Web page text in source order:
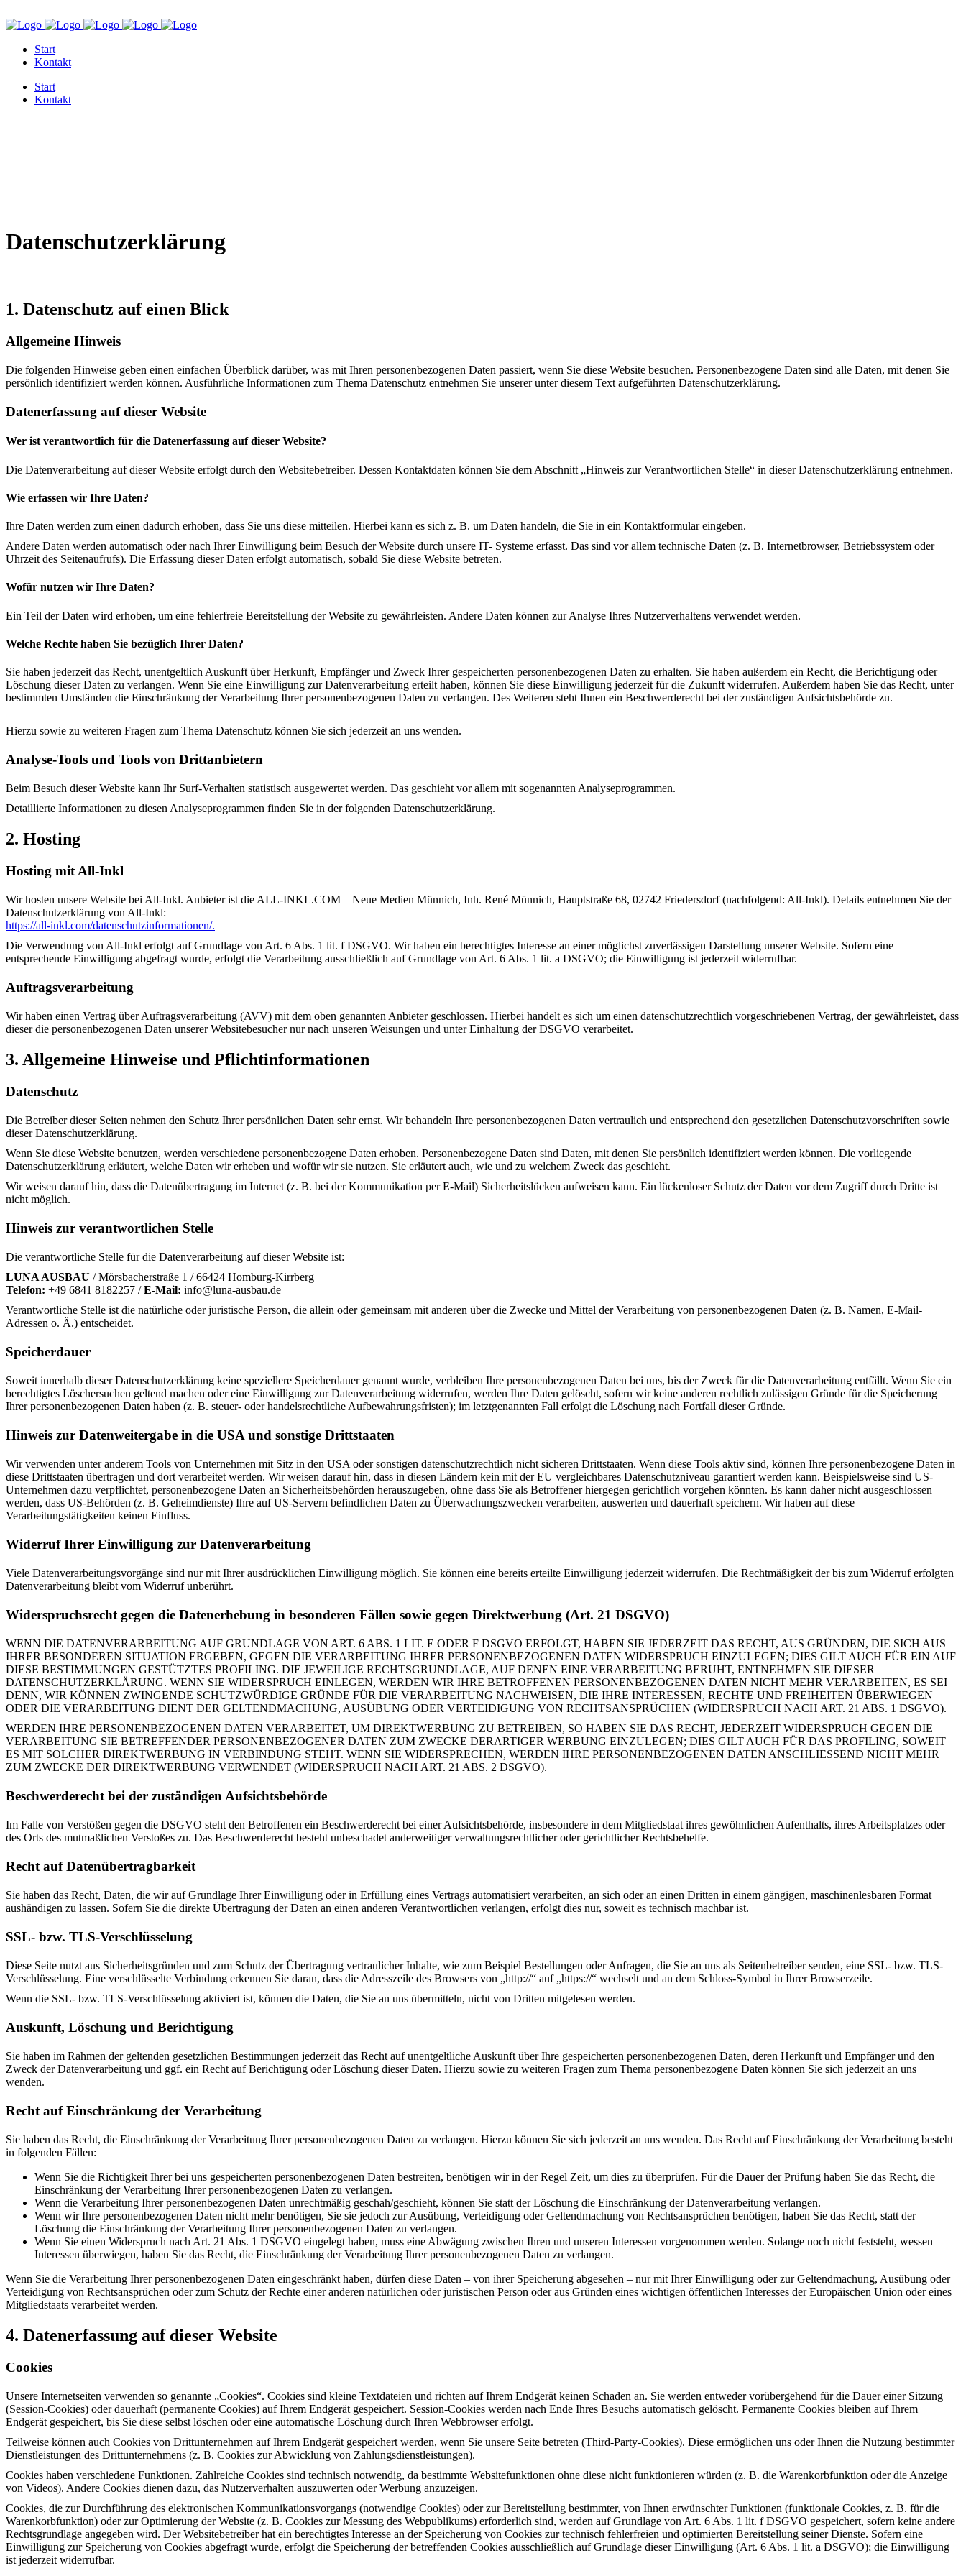
Start
Kontakt
Start
Kontakt
Datenschutzerklärung
1. Datenschutz auf einen Blick
Allgemeine Hinweis
Die folgenden Hinweise geben einen einfachen Überblick darüber, was mit Ihren personenbezogenen Daten passiert, wenn Sie diese Website besuchen. Personenbezogene Daten sind alle Daten, mit denen Sie
persönlich identifiziert werden können. Ausführliche Informationen zum Thema Datenschutz entnehmen Sie unserer unter diesem Text aufgeführten Datenschutzerklärung.
Datenerfassung auf dieser Website
Wer ist verantwortlich für die Datenerfassung auf dieser Website?
Die Datenverarbeitung auf dieser Website erfolgt durch den Websitebetreiber. Dessen Kontaktdaten können Sie dem Abschnitt „Hinweis zur Verantwortlichen Stelle“ in dieser Datenschutzerklärung entnehmen.
Wie erfassen wir Ihre Daten?
Ihre Daten werden zum einen dadurch erhoben, dass Sie uns diese mitteilen. Hierbei kann es sich z. B. um Daten handeln, die Sie in ein Kontaktformular eingeben.
Andere Daten werden automatisch oder nach Ihrer Einwilligung beim Besuch der Website durch unsere IT- Systeme erfasst. Das sind vor allem technische Daten (z. B. Internetbrowser, Betriebssystem oder
Uhrzeit des Seitenaufrufs). Die Erfassung dieser Daten erfolgt automatisch, sobald Sie diese Website betreten.
Wofür nutzen wir Ihre Daten?
Ein Teil der Daten wird erhoben, um eine fehlerfreie Bereitstellung der Website zu gewährleisten. Andere Daten können zur Analyse Ihres Nutzerverhaltens verwendet werden.
Welche Rechte haben Sie bezüglich Ihrer Daten?
Sie haben jederzeit das Recht, unentgeltlich Auskunft über Herkunft, Empfänger und Zweck Ihrer gespeicherten personenbezogenen Daten zu erhalten. Sie haben außerdem ein Recht, die Berichtigung oder
Löschung dieser Daten zu verlangen. Wenn Sie eine Einwilligung zur Datenverarbeitung erteilt haben, können Sie diese Einwilligung jederzeit für die Zukunft widerrufen. Außerdem haben Sie das Recht, unter
bestimmten Umständen die Einschränkung der Verarbeitung Ihrer personenbezogenen Daten zu verlangen. Des Weiteren steht Ihnen ein Beschwerderecht bei der zuständigen Aufsichtsbehörde zu.
Hierzu sowie zu weiteren Fragen zum Thema Datenschutz können Sie sich jederzeit an uns wenden.
Analyse-Tools und Tools von Drittanbietern
Beim Besuch dieser Website kann Ihr Surf-Verhalten statistisch ausgewertet werden. Das geschieht vor allem mit sogenannten Analyseprogrammen.
Detaillierte Informationen zu diesen Analyseprogrammen finden Sie in der folgenden Datenschutzerklärung.
2. Hosting
Hosting mit All-Inkl
Wir hosten unsere Website bei All-Inkl. Anbieter ist die ALL-INKL.COM – Neue Medien Münnich, Inh. René Münnich, Hauptstraße 68, 02742 Friedersdorf (nachfolgend: All-Inkl). Details entnehmen Sie der
Datenschutzerklärung von All-Inkl:
https://all-inkl.com/datenschutzinformationen/.
Die Verwendung von All-Inkl erfolgt auf Grundlage von Art. 6 Abs. 1 lit. f DSGVO. Wir haben ein berechtigtes Interesse an einer möglichst zuverlässigen Darstellung unserer Website. Sofern eine
entsprechende Einwilligung abgefragt wurde, erfolgt die Verarbeitung ausschließlich auf Grundlage von Art. 6 Abs. 1 lit. a DSGVO; die Einwilligung ist jederzeit widerrufbar.
Auftragsverarbeitung
Wir haben einen Vertrag über Auftragsverarbeitung (AVV) mit dem oben genannten Anbieter geschlossen. Hierbei handelt es sich um einen datenschutzrechtlich vorgeschriebenen Vertrag, der gewährleistet, dass
dieser die personenbezogenen Daten unserer Websitebesucher nur nach unseren Weisungen und unter Einhaltung der DSGVO verarbeitet.
3. Allgemeine Hinweise und Pflichtinformationen
Datenschutz
Die Betreiber dieser Seiten nehmen den Schutz Ihrer persönlichen Daten sehr ernst. Wir behandeln Ihre personenbezogenen Daten vertraulich und entsprechend den gesetzlichen Datenschutzvorschriften sowie
dieser Datenschutzerklärung.
Wenn Sie diese Website benutzen, werden verschiedene personenbezogene Daten erhoben. Personenbezogene Daten sind Daten, mit denen Sie persönlich identifiziert werden können. Die vorliegende
Datenschutzerklärung erläutert, welche Daten wir erheben und wofür wir sie nutzen. Sie erläutert auch, wie und zu welchem Zweck das geschieht.
Wir weisen darauf hin, dass die Datenübertragung im Internet (z. B. bei der Kommunikation per E-Mail) Sicherheitslücken aufweisen kann. Ein lückenloser Schutz der Daten vor dem Zugriff durch Dritte ist
nicht möglich.
Hinweis zur verantwortlichen Stelle
Die verantwortliche Stelle für die Datenverarbeitung auf dieser Website ist:
LUNA AUSBAU / Mörsbacherstraße 1 / 66424 Homburg-Kirrberg
Telefon: +49 6841 8182257 /E-Mail: info@luna-ausbau.de
Verantwortliche Stelle ist die natürliche oder juristische Person, die allein oder gemeinsam mit anderen über die Zwecke und Mittel der Verarbeitung von personenbezogenen Daten (z. B. Namen, E-Mail-
Adressen o. Ä.) entscheidet.
Speicherdauer
Soweit innerhalb dieser Datenschutzerklärung keine speziellere Speicherdauer genannt wurde, verbleiben Ihre personenbezogenen Daten bei uns, bis der Zweck für die Datenverarbeitung entfällt. Wenn Sie ein
berechtigtes Löschersuchen geltend machen oder eine Einwilligung zur Datenverarbeitung widerrufen, werden Ihre Daten gelöscht, sofern wir keine anderen rechtlich zulässigen Gründe für die Speicherung
Ihrer personenbezogenen Daten haben (z. B. steuer- oder handelsrechtliche Aufbewahrungsfristen); im letztgenannten Fall erfolgt die Löschung nach Fortfall dieser Gründe.
Hinweis zur Datenweitergabe in die USA und sonstige Drittstaaten
Wir verwenden unter anderem Tools von Unternehmen mit Sitz in den USA oder sonstigen datenschutzrechtlich nicht sicheren Drittstaaten. Wenn diese Tools aktiv sind, können Ihre personenbezogene Daten in
diese Drittstaaten übertragen und dort verarbeitet werden. Wir weisen darauf hin, dass in diesen Ländern kein mit der EU vergleichbares Datenschutzniveau garantiert werden kann. Beispielsweise sind US-
Unternehmen dazu verpflichtet, personenbezogene Daten an Sicherheitsbehörden herauszugeben, ohne dass Sie als Betroffener hiergegen gerichtlich vorgehen könnten. Es kann daher nicht ausgeschlossen
werden, dass US-Behörden (z. B. Geheimdienste) Ihre auf US-Servern befindlichen Daten zu Überwachungszwecken verarbeiten, auswerten und dauerhaft speichern. Wir haben auf diese
Verarbeitungstätigkeiten keinen Einfluss.
Widerruf Ihrer Einwilligung zur Datenverarbeitung
Viele Datenverarbeitungsvorgänge sind nur mit Ihrer ausdrücklichen Einwilligung möglich. Sie können eine bereits erteilte Einwilligung jederzeit widerrufen. Die Rechtmäßigkeit der bis zum Widerruf erfolgten
Datenverarbeitung bleibt vom Widerruf unberührt.
Widerspruchsrecht gegen die Datenerhebung in besonderen Fällen sowie gegen Direktwerbung (Art. 21 DSGVO)
WENN DIE DATENVERARBEITUNG AUF GRUNDLAGE VON ART. 6 ABS. 1 LIT. E ODER F DSGVO ERFOLGT, HABEN SIE JEDERZEIT DAS RECHT, AUS GRÜNDEN, DIE SICH AUS
IHRER BESONDEREN SITUATION ERGEBEN, GEGEN DIE VERARBEITUNG IHRER PERSONENBEZOGENEN DATEN WIDERSPRUCH EINZULEGEN; DIES GILT AUCH FÜR EIN AUF
DIESE BESTIMMUNGEN GESTÜTZTES PROFILING. DIE JEWEILIGE RECHTSGRUNDLAGE, AUF DENEN EINE VERARBEITUNG BERUHT, ENTNEHMEN SIE DIESER
DATENSCHUTZERKLÄRUNG. WENN SIE WIDERSPRUCH EINLEGEN, WERDEN WIR IHRE BETROFFENEN PERSONENBEZOGENEN DATEN NICHT MEHR VERARBEITEN, ES SEI
DENN, WIR KÖNNEN ZWINGENDE SCHUTZWÜRDIGE GRÜNDE FÜR DIE VERARBEITUNG NACHWEISEN, DIE IHRE INTERESSEN, RECHTE UND FREIHEITEN ÜBERWIEGEN
ODER DIE VERARBEITUNG DIENT DER GELTENDMACHUNG, AUSÜBUNG ODER VERTEIDIGUNG VON RECHTSANSPRÜCHEN (WIDERSPRUCH NACH ART. 21 ABS. 1 DSGVO).
WERDEN IHRE PERSONENBEZOGENEN DATEN VERARBEITET, UM DIREKTWERBUNG ZU BETREIBEN, SO HABEN SIE DAS RECHT, JEDERZEIT WIDERSPRUCH GEGEN DIE
VERARBEITUNG SIE BETREFFENDER PERSONENBEZOGENER DATEN ZUM ZWECKE DERARTIGER WERBUNG EINZULEGEN; DIES GILT AUCH FÜR DAS PROFILING, SOWEIT
ES MIT SOLCHER DIREKTWERBUNG IN VERBINDUNG STEHT. WENN SIE WIDERSPRECHEN, WERDEN IHRE PERSONENBEZOGENEN DATEN ANSCHLIESSEND NICHT MEHR
ZUM ZWECKE DER DIREKTWERBUNG VERWENDET (WIDERSPRUCH NACH ART. 21 ABS. 2 DSGVO).
Beschwerderecht bei der zuständigen Aufsichtsbehörde
Im Falle von Verstößen gegen die DSGVO steht den Betroffenen ein Beschwerderecht bei einer Aufsichtsbehörde, insbesondere in dem Mitgliedstaat ihres gewöhnlichen Aufenthalts, ihres Arbeitsplatzes oder
des Orts des mutmaßlichen Verstoßes zu. Das Beschwerderecht besteht unbeschadet anderweitiger verwaltungsrechtlicher oder gerichtlicher Rechtsbehelfe.
Recht auf Datenübertragbarkeit
Sie haben das Recht, Daten, die wir auf Grundlage Ihrer Einwilligung oder in Erfüllung eines Vertrags automatisiert verarbeiten, an sich oder an einen Dritten in einem gängigen, maschinenlesbaren Format
aushändigen zu lassen. Sofern Sie die direkte Übertragung der Daten an einen anderen Verantwortlichen verlangen, erfolgt dies nur, soweit es technisch machbar ist.
SSL- bzw. TLS-Verschlüsselung
Diese Seite nutzt aus Sicherheitsgründen und zum Schutz der Übertragung vertraulicher Inhalte, wie zum Beispiel Bestellungen oder Anfragen, die Sie an uns als Seitenbetreiber senden, eine SSL- bzw. TLS-
Verschlüsselung. Eine verschlüsselte Verbindung erkennen Sie daran, dass die Adresszeile des Browsers von „http://“ auf „https://“ wechselt und an dem Schloss-Symbol in Ihrer Browserzeile.
Wenn die SSL- bzw. TLS-Verschlüsselung aktiviert ist, können die Daten, die Sie an uns übermitteln, nicht von Dritten mitgelesen werden.
Auskunft, Löschung und Berichtigung
Sie haben im Rahmen der geltenden gesetzlichen Bestimmungen jederzeit das Recht auf unentgeltliche Auskunft über Ihre gespeicherten personenbezogenen Daten, deren Herkunft und Empfänger und den
Zweck der Datenverarbeitung und ggf. ein Recht auf Berichtigung oder Löschung dieser Daten. Hierzu sowie zu weiteren Fragen zum Thema personenbezogene Daten können Sie sich jederzeit an uns
wenden.
Recht auf Einschränkung der Verarbeitung
Sie haben das Recht, die Einschränkung der Verarbeitung Ihrer personenbezogenen Daten zu verlangen. Hierzu können Sie sich jederzeit an uns wenden. Das Recht auf Einschränkung der Verarbeitung besteht
in folgenden Fällen:
Wenn Sie die Richtigkeit Ihrer bei uns gespeicherten personenbezogenen Daten bestreiten, benötigen wir in der Regel Zeit, um dies zu überprüfen. Für die Dauer der Prüfung haben Sie das Recht, die
Einschränkung der Verarbeitung Ihrer personenbezogenen Daten zu verlangen.
Wenn die Verarbeitung Ihrer personenbezogenen Daten unrechtmäßig geschah/geschieht, können Sie statt der Löschung die Einschränkung der Datenverarbeitung verlangen.
Wenn wir Ihre personenbezogenen Daten nicht mehr benötigen, Sie sie jedoch zur Ausübung, Verteidigung oder Geltendmachung von Rechtsansprüchen benötigen, haben Sie das Recht, statt der
Löschung die Einschränkung der Verarbeitung Ihrer personenbezogenen Daten zu verlangen.
Wenn Sie einen Widerspruch nach Art. 21 Abs. 1 DSGVO eingelegt haben, muss eine Abwägung zwischen Ihren und unseren Interessen vorgenommen werden. Solange noch nicht feststeht, wessen
Interessen überwiegen, haben Sie das Recht, die Einschränkung der Verarbeitung Ihrer personenbezogenen Daten zu verlangen.
Wenn Sie die Verarbeitung Ihrer personenbezogenen Daten eingeschränkt haben, dürfen diese Daten – von ihrer Speicherung abgesehen – nur mit Ihrer Einwilligung oder zur Geltendmachung, Ausübung oder
Verteidigung von Rechtsansprüchen oder zum Schutz der Rechte einer anderen natürlichen oder juristischen Person oder aus Gründen eines wichtigen öffentlichen Interesses der Europäischen Union oder eines
Mitgliedstaats verarbeitet werden.
4. Datenerfassung auf dieser Website
Cookies
Unsere Internetseiten verwenden so genannte „Cookies“. Cookies sind kleine Textdateien und richten auf Ihrem Endgerät keinen Schaden an. Sie werden entweder vorübergehend für die Dauer einer Sitzung
(Session-Cookies) oder dauerhaft (permanente Cookies) auf Ihrem Endgerät gespeichert. Session-Cookies werden nach Ende Ihres Besuchs automatisch gelöscht. Permanente Cookies bleiben auf Ihrem
Endgerät gespeichert, bis Sie diese selbst löschen oder eine automatische Löschung durch Ihren Webbrowser erfolgt.
Teilweise können auch Cookies von Drittunternehmen auf Ihrem Endgerät gespeichert werden, wenn Sie unsere Seite betreten (Third-Party-Cookies). Diese ermöglichen uns oder Ihnen die Nutzung bestimmter
Dienstleistungen des Drittunternehmens (z. B. Cookies zur Abwicklung von Zahlungsdienstleistungen).
Cookies haben verschiedene Funktionen. Zahlreiche Cookies sind technisch notwendig, da bestimmte Websitefunktionen ohne diese nicht funktionieren würden (z. B. die Warenkorbfunktion oder die Anzeige
von Videos). Andere Cookies dienen dazu, das Nutzerverhalten auszuwerten oder Werbung anzuzeigen.
Cookies, die zur Durchführung des elektronischen Kommunikationsvorgangs (notwendige Cookies) oder zur Bereitstellung bestimmter, von Ihnen erwünschter Funktionen (funktionale Cookies, z. B. für die
Warenkorbfunktion) oder zur Optimierung der Website (z. B. Cookies zur Messung des Webpublikums) erforderlich sind, werden auf Grundlage von Art. 6 Abs. 1 lit. f DSGVO gespeichert, sofern keine andere
Rechtsgrundlage angegeben wird. Der Websitebetreiber hat ein berechtigtes Interesse an der Speicherung von Cookies zur technisch fehlerfreien und optimierten Bereitstellung seiner Dienste. Sofern eine
Einwilligung zur Speicherung von Cookies abgefragt wurde, erfolgt die Speicherung der betreffenden Cookies ausschließlich auf Grundlage dieser Einwilligung (Art. 6 Abs. 1 lit. a DSGVO); die Einwilligung
ist jederzeit widerrufbar.